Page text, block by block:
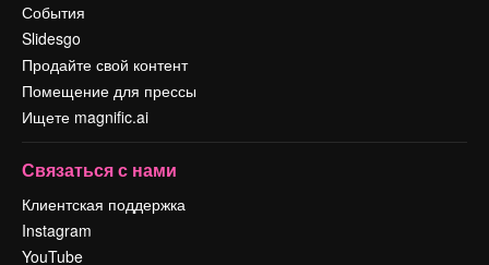
События
Slidesgo
Продайте свой контент
Помещение для прессы
Ищете magnific.ai
Связаться с нами
Клиентская поддержка
Instagram
YouTube